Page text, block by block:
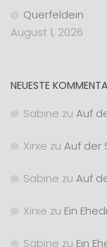
Querfeldein
August 1, 2026
NEUESTE
Sabine zu Auf
Xirxe zu Auf der
Sabine zu Auf
Xirxe zu Ein
Sabine zu Ein